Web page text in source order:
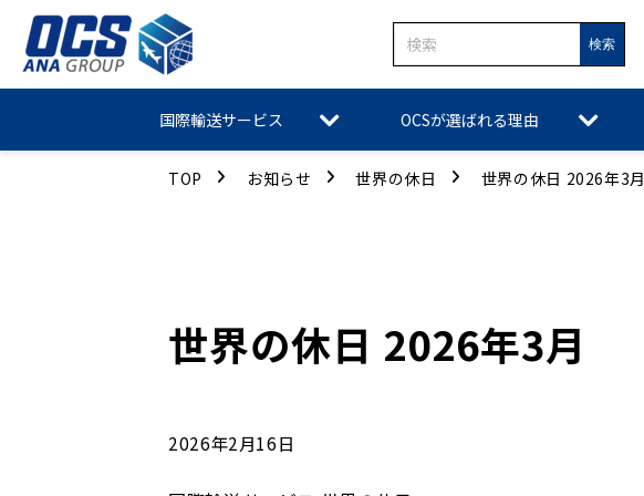
国際輸送サービス OCSが選ばれる理由
TOP お知らせ 世界の休日 世界の休日 2026年3月
世界の休日 2026年3月
2026年2月16日